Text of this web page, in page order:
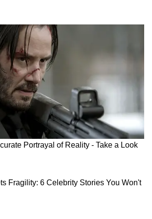
নিগমের
'চুন্নি'
নিয়ে
Pradeep Rawat: মৃত্যুর আগে
কোন ছবিতে শেষ অভিনয়
করেছিলেন 'গজনী' প্রদীপ
রাওয়াত
কাশ্মীর মাঙ্গে
একটাও মার বাইরে
সতর্ক শমীকের
এক ধমকেই কেমন
মুহূর্তে বদলে গেল